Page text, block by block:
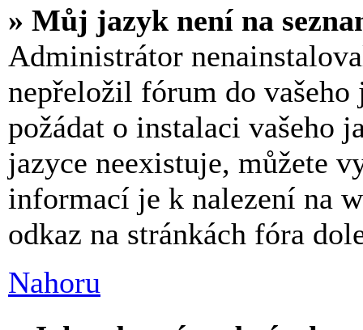
» Můj jazyk není na
Administrátor
nepřeložil fórum do
požádat o instalaci vašeho
jazyce neexistuje, můžete
informací je k nalezení na
odkaz na stránkách fóra
Nahoru